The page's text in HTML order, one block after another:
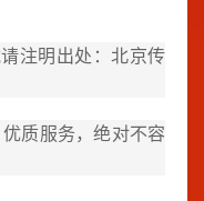
注明出处：北京传
质服务，绝对不容